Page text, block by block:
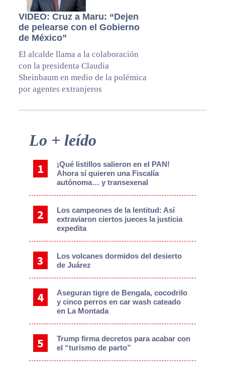
VIDEO: Cruz a Maru: “Dejen
de pelearse con el Gobierno
de México”
El alcalde llama a la colaboración
con la presidenta Claudia
Sheinbaum en medio de la polémica
por agentes extranjeros
Primary
Lo + leído
¡Qué listillos salieron en el PAN!
Ahora sí quieren una Fiscalía
autónoma… y transexenal
Los campeones de la lentitud: Así
extraviaron ciertos jueces la justicia
expedita
Los volcanes dormidos del desierto
de Juárez
Aseguran tigre de Bengala, cocodrilo
y cinco perros en car wash cateado
en La Montada
Trump firma decretos para acabar con
el “turismo de parto”